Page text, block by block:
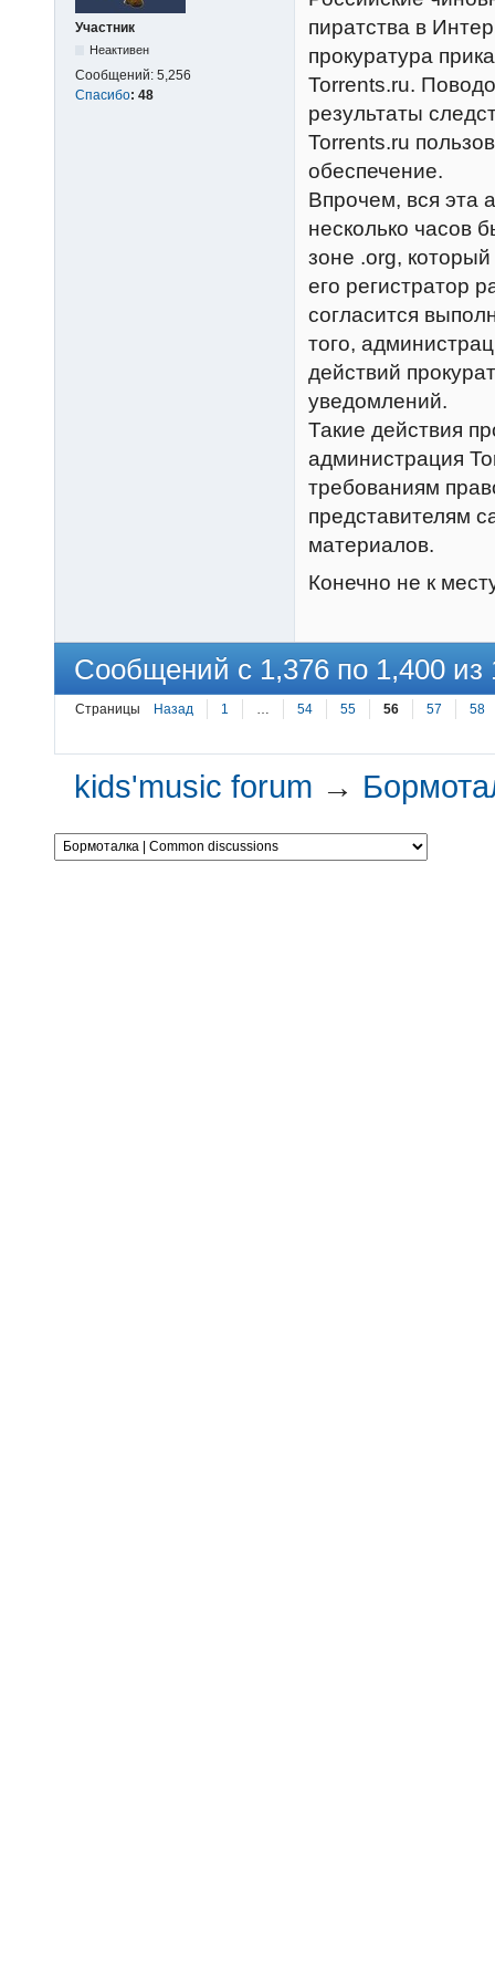
Участник
Неактивен
Сообщений: 5,256
Спасибо: 48
пиратства в
прокуратура
Torrents.ru.
результаты
Torrents.ru
обеспечение.
Впрочем, вся эта
несколько часов
зоне .org, который
его регистратор
согласится
того,
действий
уведомлений.
Такие действия
администрация
требованиям
представителям
материалов.
Конечно не к
Сообщений с 1,376 по 1,400 из
Страницы Назад 1 … 54 55 56 57 58
kids'music forum →